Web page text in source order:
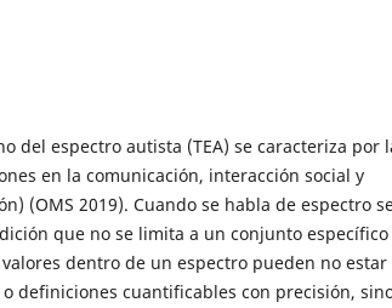
del espectro autista (TEA) se caracteriza por
en la comunicación, interacción social y
(OMS 2019). Cuando se habla de espectro
que no se limita a un conjunto específico
dentro de un espectro pueden no estar
definiciones cuantificables con precisión,